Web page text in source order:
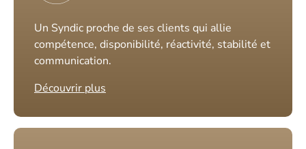
Un Syndic proche de ses clients qui allie
compétence, disponibilité, réactivité, stabilité et
communication.
Découvrir plus